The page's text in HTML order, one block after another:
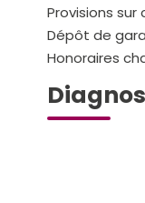
Provisions sur
Dépôt de
Honoraires